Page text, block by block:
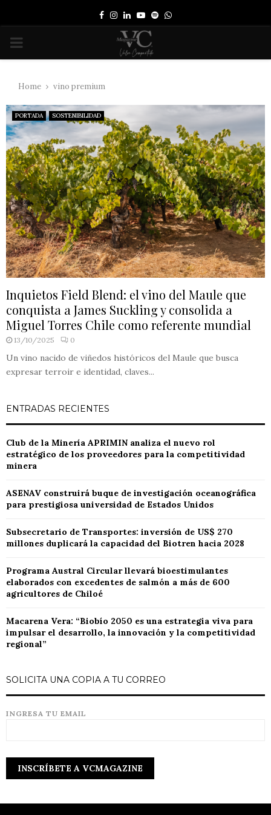
Facebook
Instagram
LinkedinYoutube
SpotifyWhatsapp
PRIMARY
Home vino premium
PORTADA SOSTENIBILIDAD
Inquietos Field Blend: el vino del Maule que
conquista a James Suckling y consolida a
Miguel Torres Chile como referente mundial
13/10/2025 0
Un vino nacido de viñedos históricos del Maule que busca
expresar terroir e identidad, claves...
ENTRADAS RECIENTES
Club de la Minería APRIMIN analiza el nuevo rol
estratégico de los proveedores para la competitividad
minera
ASENAV construirá buque de investigación oceanográfica
para prestigiosa universidad de Estados Unidos
Subsecretario de Transportes: inversión de US$ 270
millones duplicará la capacidad del Biotren hacia 2028
Programa Austral Circular llevará bioestimulantes
elaborados con excedentes de salmón a más de 600
agricultores de Chiloé
Macarena Vera: “Biobío 2050 es una estrategia viva para
impulsar el desarrollo, la innovación y la competitividad
regional”
SOLICITA UNA COPIA A TU CORREO
INGRESA TU EMAIL